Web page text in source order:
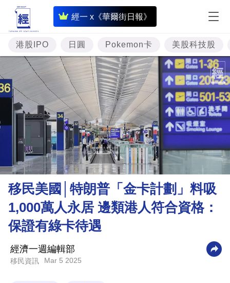
經一 x《華爾街日報》
即
時
財
經
專
投
資
樓
市
理
財
商
業
科
技
港股IPO 日圓 Pokemon卡 美股科技股
移民美國│特朗普「金卡計劃」料吸
1,000萬人永居 邊類港人符合資格：
保證有綠卡待遇
經濟一週編輯部
移民資訊 Mar 5 2025